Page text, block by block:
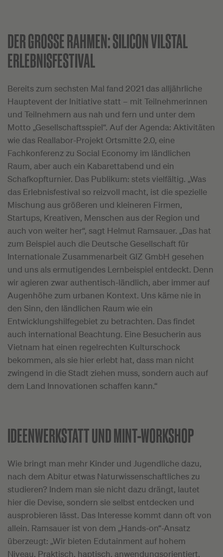
DER GROSSE RAHMEN: SILICON VILSTAL
ERLEBNISFESTIVAL
Bereits zum sechsten Mal fand 2021 das alljährliche
Hauptevent der Initiative statt – mit Teilnehmerinnen
und Teilnehmern aus nah und fern und unter dem
Motto „Gesellschaftsspiel“. Auf der Agenda: Aktivitäten
wie das Reallabor-Projekt Ortsmitte 2.0, eine
Fachkonferenz zu Social Economy im ländlichen
Raum, aber auch ein Kabarettabend und ein
Schafkopfturnier. Das Publikum: stets vielfältig. „Was
das Erlebnisfestival so reizvoll macht, ist die spezielle
Mischung aus größeren und kleineren Firmen,
Startups, Kreativen, Menschen aus der Region und
auch von weiter her“, sagt Helmut Ramsauer. „Das hat
zum Beispiel auch die Deutsche Gesellschaft für
Internationale Zusammenarbeit GIZ GmbH gesehen
und uns als ermutigendes Lernbeispiel entdeckt. Denn
wir agieren zwar authentisch-ländlich, aber immer auf
Augenhöhe zum urbanen Kontext. Uns käme nie in
den Sinn, den ländlichen Raum wie ein
Entwicklungshilfegebiet zu betrachten. Das findet
auch international Beachtung. Eine Besucherin aus
Vietnam hat einen regelrechten Kulturschock
bekommen, als sie hier erlebt hat, dass man nicht
zwingend in die Stadt ziehen muss, sondern auch auf
dem Land Innovationen schaffen kann.“
IDEENWERKSTATT UND MINT-WORKSHOP
Wie bringt man mehr Kinder und Jugendliche dazu,
nach dem Abitur etwas Naturwissenschaftliches zu
studieren? Indem man sie nicht dazu drängt, lautet
hier die Devise, sondern sie selbst entdecken und
ausprobieren lässt. Das Interesse kommt dann oft von
allein. Ramsauer ist von dem „Hands-on“-Ansatz
überzeugt: „Wir bieten Edutainment auf hohem
Niveau. Praktisch, haptisch, anwendungsorientiert.